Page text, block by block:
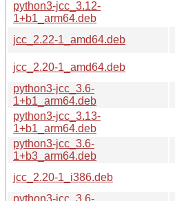
python3-jcc_3.12-
1+b1_arm64.deb
jcc_2.22-1_amd64.deb
jcc_2.20-1_amd64.deb
python3-jcc_3.6-
1+b1_arm64.deb
python3-jcc_3.13-
1+b1_arm64.deb
python3-jcc_3.6-
1+b3_arm64.deb
jcc_2.20-1_i386.deb
python3-jcc_3.6-